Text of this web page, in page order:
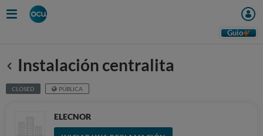
Guio
Anterior
Instalación centralita
CLOSED PÚBLICA
ELECNOR